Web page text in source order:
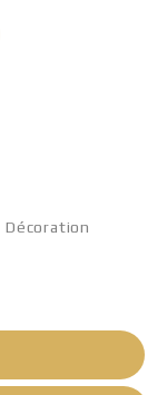
,Décoration